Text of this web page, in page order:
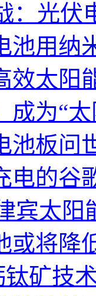
：光
池用纳
效太阳
成为“
池板问
电的谷
宾太
或将降
矿技